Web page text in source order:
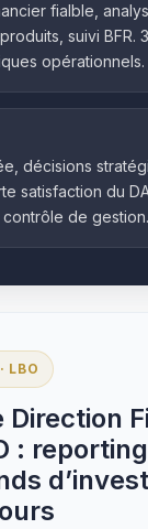
fialble,
suivi BFR.
opérationnels.
décisions
satisfaction du
de gestion.
LBO
Direction
: